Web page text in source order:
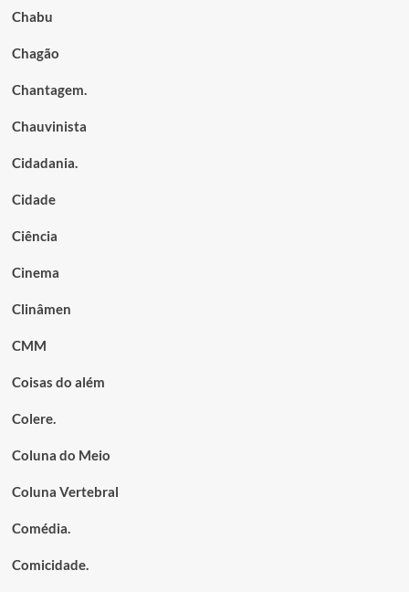
Chabu
Chagão
Chantagem.
Chauvinista
Cidadania.
Cidade
Ciência
Cinema
Clinâmen
CMM
Coisas do além
Colere.
Coluna do Meio
Coluna Vertebral
Comédia.
Comicidade.